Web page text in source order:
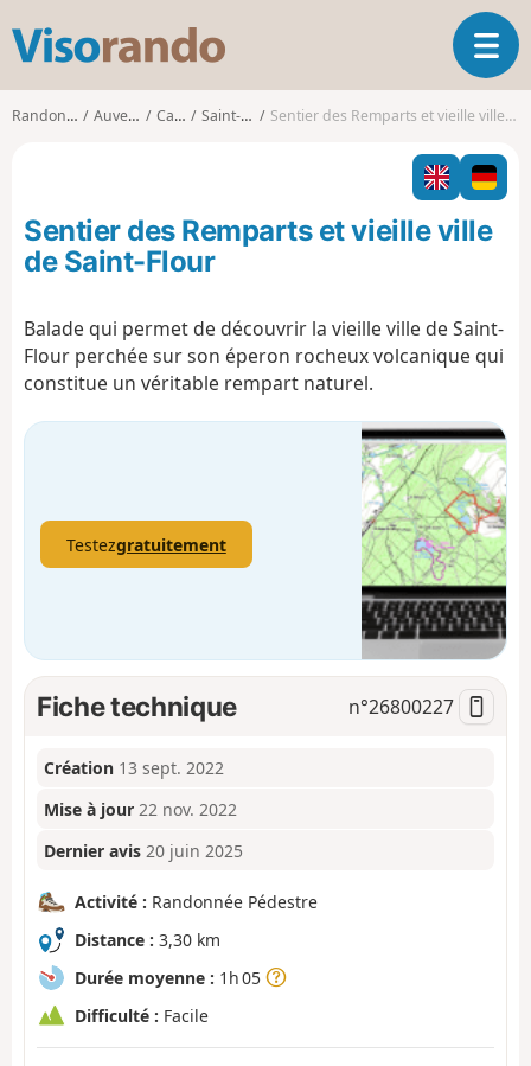
s
o
o
O
u
v
i
r
l
a
i
g
i
o
n
Randonnées Auvergne Cantal Saint-Flour Sentier des Remparts et vieille ville de Saint-Flour
Sentier des Remparts et vieille ville
de Saint-Flour
Balade qui permet de découvrir la vieille ville de Saint-
Flour perchée sur son éperon rocheux volcanique qui
constitue un véritable rempart naturel.
Testezgratuitement
Fiche technique n°26800227
Création 13 sept. 2022
Mise à jour 22 nov. 2022
Dernier avis 20 juin 2025
Activité : Randonnée Pédestre
Distance : 3,30 km
Durée moyenne : 1h 05
Difficulté : Facile